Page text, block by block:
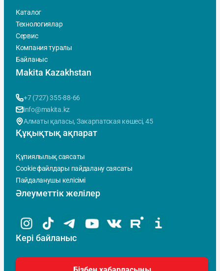
Каталог
Технологиялар
Сервис
Компания туралы
Байланыс
Makita Kazakhstan
+7 (727) 355-88-66
info@makita.kz
Алматы қаласы, Закарпатская көшесi, 45
Құқықтық ақпарат
Құпиялылық саясаты
Cookie файлдары пайдалану саясаты
Пайдаланушы келісімі
Әлеуметтік желілер
Кері байланыс